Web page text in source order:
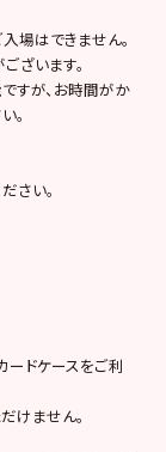
場はできません。
ざいます。
すが、お時間がか
。
さい。
ードケースをご利
けません。